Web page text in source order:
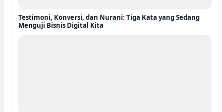
Testimoni, Konversi, dan Nurani: Tiga Kata yang Sedang
Menguji Bisnis Digital Kita